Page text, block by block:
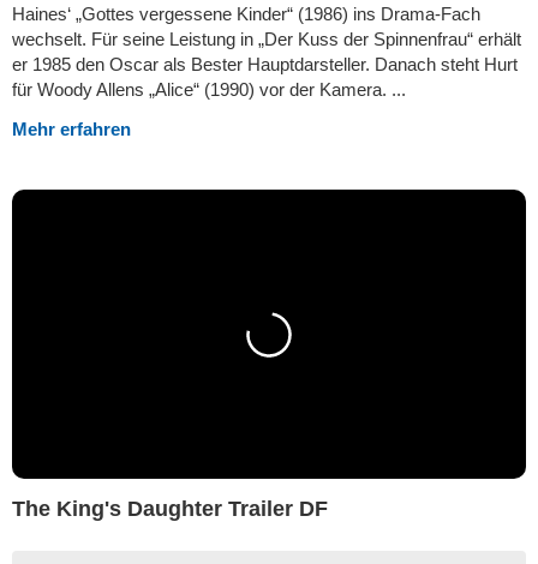
Haines‘ „Gottes vergessene Kinder“ (1986) ins Drama-Fach
wechselt. Für seine Leistung in „Der Kuss der Spinnenfrau“ erhält
er 1985 den Oscar als Bester Hauptdarsteller. Danach steht Hurt
für Woody Allens „Alice“ (1990) vor der Kamera. ...
Mehr erfahren
The King's Daughter Trailer DF